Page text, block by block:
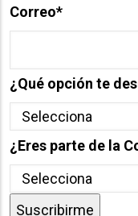
Correo*
¿Qué opción te
¿Eres parte de la